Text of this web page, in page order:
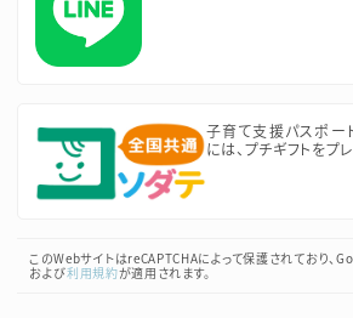
子育て支援パスポー
には、プチギフトをプ
このWebサイトはreCAPTCHAによって保護されており、
および利用規約が適用されます。